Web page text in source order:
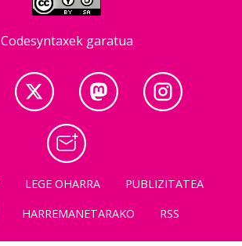
Codesyntaxek garatua
LEGE OHARRA
PUBLIZITATEA
HARREMANETARAKO RSS